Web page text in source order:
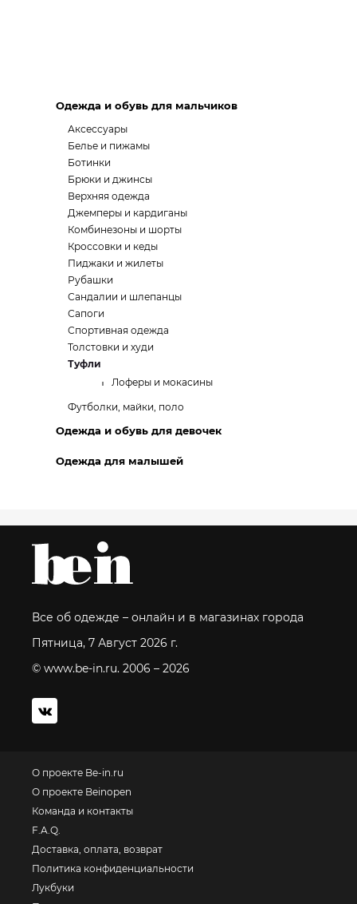
Одежда и обувь для мальчиков
Аксессуары
Белье и пижамы
Ботинки
Брюки и джинсы
Верхняя одежда
Джемперы и кардиганы
Комбинезоны и шорты
Кроссовки и кеды
Пиджаки и жилеты
Рубашки
Сандалии и шлепанцы
Сапоги
Спортивная одежда
Толстовки и худи
Туфли
Лоферы и мокасины
Футболки, майки, поло
Одежда и обувь для девочек
Одежда для малышей
Все об одежде – онлайн и в магазинах города
Пятница, 7 Август 2026 г.
© www.be-in.ru. 2006 – 2026
О проекте Be-in.ru
О проекте Beinopen
Команда и контакты
F.A.Q.
Доставка, оплата, возврат
Политика конфиденциальности
Лукбуки